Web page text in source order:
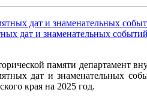
дат и знаменательных
памяти департамент
дат и знаменательных
края на 2025 год.